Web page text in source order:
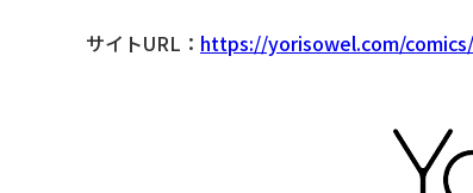
サイトURL： https://yorisowel.com/